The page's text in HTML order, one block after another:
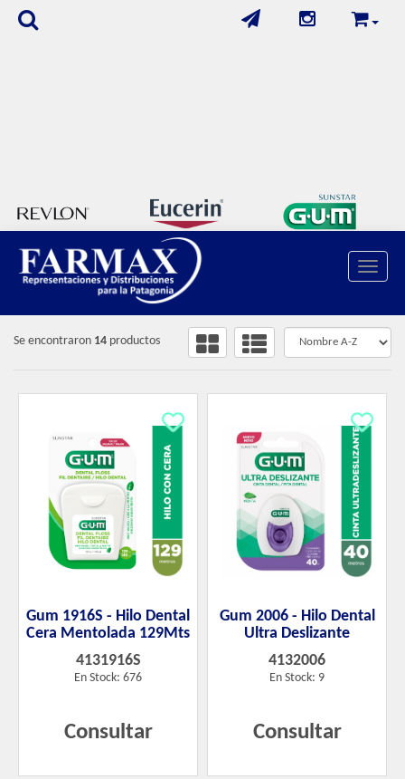
Toggle
FILTROS
CUIDADO DENTAL/HILOS / FLOSSERS
Se encontraron 14 productos
Gum 1916S - Hilo Dental
Cera Mentolada 129Mts
4131916S
En Stock: 676
Consultar
Gum 2006 - Hilo Dental
Ultra Deslizante
4132006
En Stock: 9
Consultar